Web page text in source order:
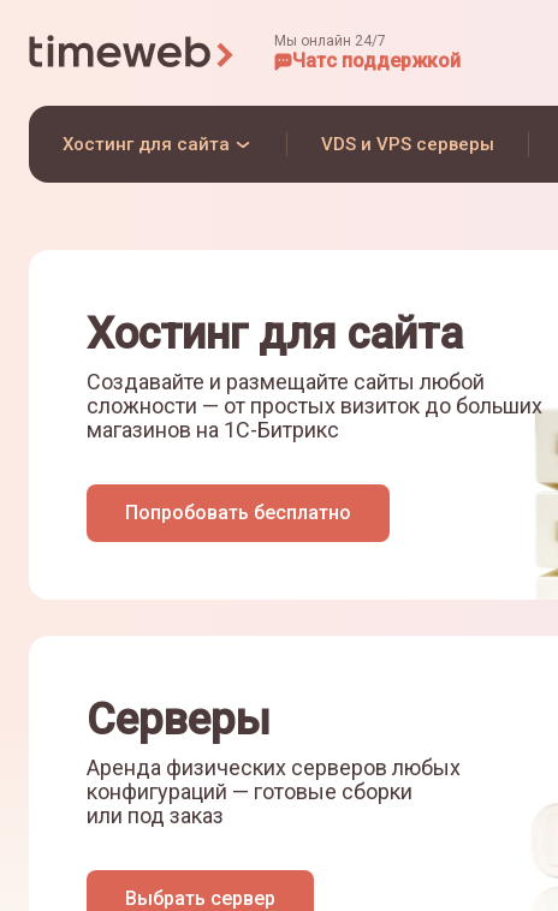
Мы онлайн 24/7
Чатс поддержкой
Хостинг для сайта VDS и VPS серверы
Хостинг для сайта
Создавайте и размещайте сайты любой
сложности — от простых визиток до больших
магазинов на 1С-Битрикс
Попробовать бесплатно
Серверы
Аренда физических серверов любых
конфигураций — готовые сборки
или под заказ
Выбрать сервер